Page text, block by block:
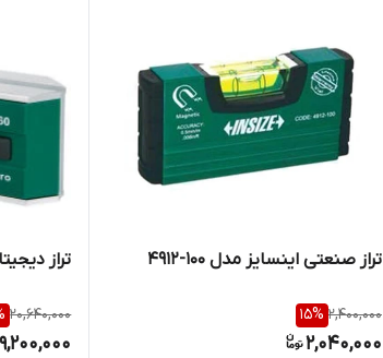
تراز صنعتی اینسایز مدل 100-4912
2,400,000
15%
2,040,000
تراز
20,640,000